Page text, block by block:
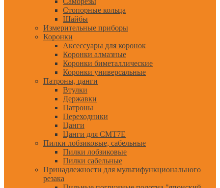
Стопорные кольца
Шайбы
Измерительные приборы
Коронки
Аксессуары для коронок
Коронки алмазные
Коронки биметаллические
Коронки универсальные
Патроны, цанги
Втулки
Державки
Патроны
Переходники
Цанги
Цанги для CMT7E
Пилки лобзиковые, сабельные
Пилки лобзиковые
Пилки сабельные
Принадлежности для мультифункционального
резака